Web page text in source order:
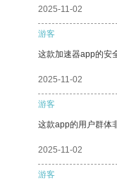
2025-11-02
游客
这款加速器app的安
2025-11-02
游客
这款app的用户群体
2025-11-02
游客